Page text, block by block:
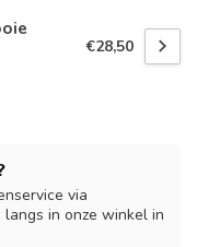
€28,50
via
langs in onze winkel in